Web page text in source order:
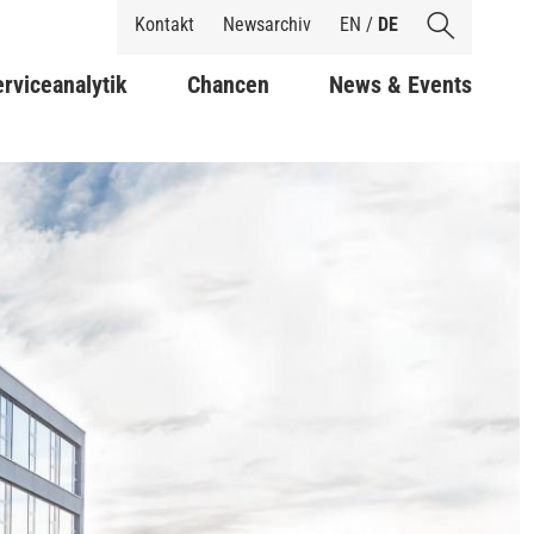
Shortcuts
Kontakt Newsarchiv EN / DE
Chancen News & Events